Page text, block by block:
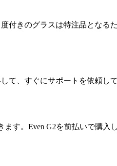
付きのグラスは特注品とな
て、すぐにサポートを依頼して
す。Even G2を前払いで購